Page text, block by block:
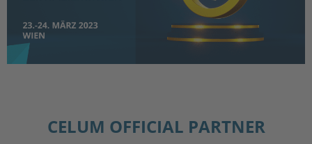
CELUM OFFICIAL PARTNER